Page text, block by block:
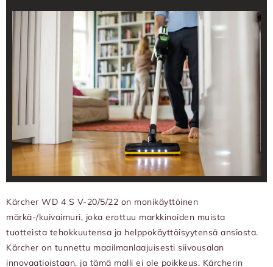
Kärcher WD 4 S V-20/5/22 on monikäyttöinen
märkä-/kuivaimuri, joka erottuu markkinoiden muista
tuotteista tehokkuutensa ja helppokäyttöisyytensä ansiosta.
Kärcher on tunnettu maailmanlaajuisesti siivousalan
innovaatioistaan, ja tämä malli ei ole poikkeus. Kärcherin